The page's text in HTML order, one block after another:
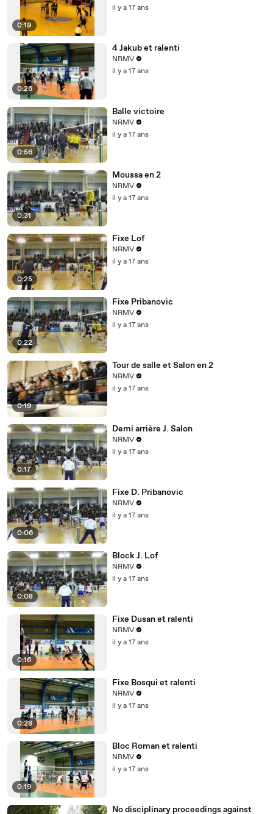
0:19
il y a 17 ans
0:26
4 Jakub et ralenti
NRMV
il y a 17 ans
0:56
Balle victoire
NRMV
il y a 17 ans
0:31
Moussa en 2
NRMV
il y a 17 ans
0:25
Fixe Lof
NRMV
il y a 17 ans
0:22
Fixe Pribanovic
NRMV
il y a 17 ans
0:19
Tour de salle et Salon en 2
NRMV
il y a 17 ans
0:17
Demi arrière J. Salon
NRMV
il y a 17 ans
0:06
Fixe D. Pribanovic
NRMV
il y a 17 ans
0:08
Block J. Lof
NRMV
il y a 17 ans
0:16
Fixe Dusan et ralenti
NRMV
il y a 17 ans
0:28
Fixe Bosqui et ralenti
NRMV
il y a 17 ans
0:19
Bloc Roman et ralenti
NRMV
il y a 17 ans
No disciplinary proceedings against